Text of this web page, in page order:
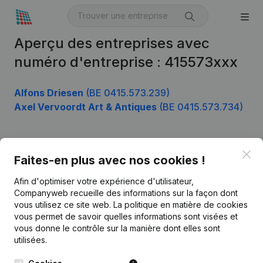
Aperçu des entreprises avec
numéro d'entreprise : 415573xxx
Alfons Driesen (BE 0415.573.239)
Axel Vervoordt Art & Antiques (BE 0415.573.734)
Faites-en plus avec nos cookies !
Afin d'optimiser votre expérience d'utilisateur,
Companyweb recueille des informations sur la façon dont
vous utilisez ce site web. La politique en matière de cookies
vous permet de savoir quelles informations sont visées et
vous donne le contrôle sur la manière dont elles sont
utilisées.
Français
Kantorenpark Everest
248D,
Monitoring
Recherche internationale